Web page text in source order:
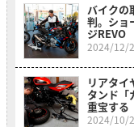
バイクの
判。ショ
ジREVO
2024/12/
リアタイ
タンド「
重宝する
2024/10/